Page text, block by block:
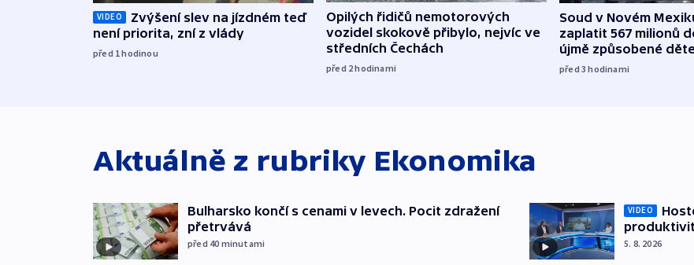
VIDEO
Zvýšení slev na jízdném teď
není priorita, zní z vlády
před 1hodinou
Opilých řidičů nemotorových
vozidel skokově přibylo, nejvíc ve
středních Čechách
před 2hodinami
Soud v Novém
zaplatit 567 milionů
újmě způsobené
před 3hodinami
Aktuálně z rubriky Ekonomika
Bulharsko končí s cenami v levech. Pocit zdražení
přetrvává
před 40 minutami
VIDEO
5. 8. 2026